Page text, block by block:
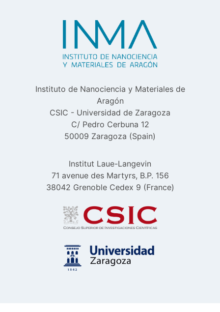
Instituto de Nanociencia y Materiales de
Aragón
CSIC - Universidad de Zaragoza
C/ Pedro Cerbuna 12
50009 Zaragoza (Spain)
Institut Laue-Langevin
71 avenue des Martyrs, B.P. 156
38042 Grenoble Cedex 9 (France)